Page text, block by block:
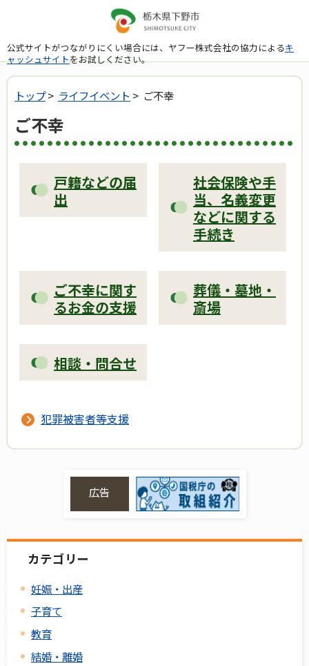
公式サイトがつながりにくい場合には、ヤフー株式会社の協力によるキ
ャッシュサイトをお試しください。
トップ> ライフイベント > ご不幸
ご不幸
戸籍などの届
出
社会保険や手
当、名義変更
などに関する
手続き
ご不幸に関す
るお金の支援
葬儀・墓地・
斎場
相談・問合せ
犯罪被害者等支援
広告
カテゴリー
妊娠・出産
子育て
教育
結婚・離婚